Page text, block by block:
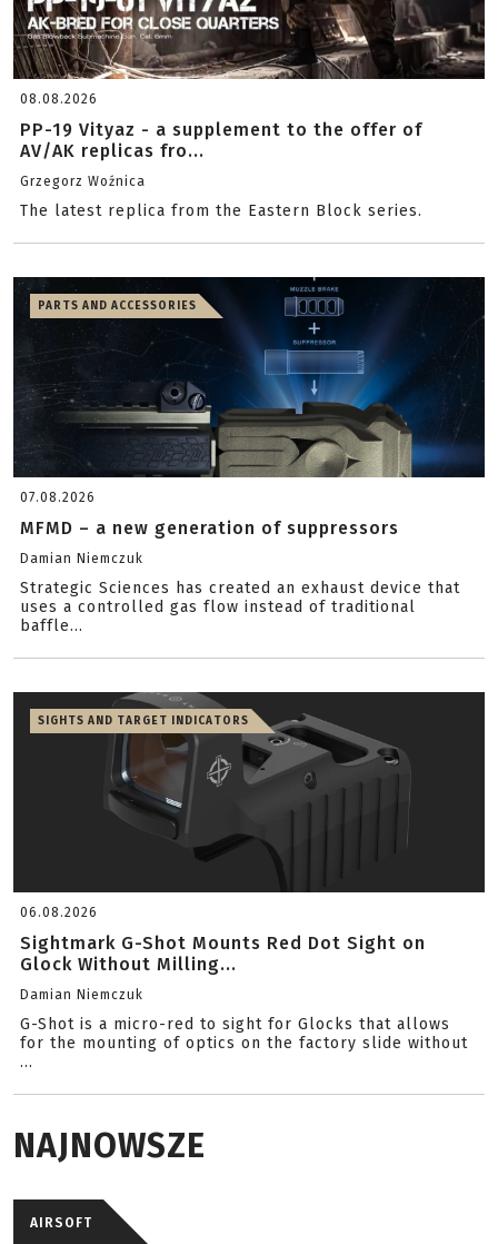
08.08.2026
PP-19 Vityaz - a supplement to the offer of
AV/AK replicas fro...
Grzegorz Woźnica
The latest replica from the Eastern Block series.
PARTS AND ACCESSORIES
07.08.2026
MFMD – a new generation of suppressors
Damian Niemczuk
Strategic Sciences has created an exhaust device that
uses a controlled gas flow instead of traditional
baffle...
SIGHTS AND TARGET INDICATORS
06.08.2026
Sightmark G-Shot Mounts Red Dot Sight on
Glock Without Milling...
Damian Niemczuk
G-Shot is a micro-red to sight for Glocks that allows
for the mounting of optics on the factory slide without
...
NAJNOWSZE
AIRSOFT